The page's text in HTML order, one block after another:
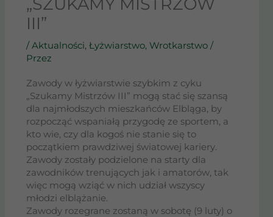
III”
/ Aktualności, Łyżwiarstwo, Wrotkarstwo/
Przez
Zawody w łyżwiarstwie szybkim z cyku
„Szukamy Mistrzów III” mogą stać się szansą
dla najmłodszych mieszkańców Elbląga, by
rozpocząć wspaniałą przygodę ze sportem, a
kto wie, czy dla kogoś nie stanie się to
początkiem prawdziwej światowej kariery.
Zawody zostały podzielone na starty dla
zawodników trenujących jak i amatorów, tak
więc mogą wziąć w nich udział wszyscy
młodzi elblążanie.
Zawody rozegrane zostaną w sobotę (9 luty) o